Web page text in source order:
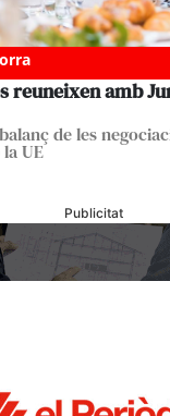
reuneixen amb
de les
UE
Publicitat